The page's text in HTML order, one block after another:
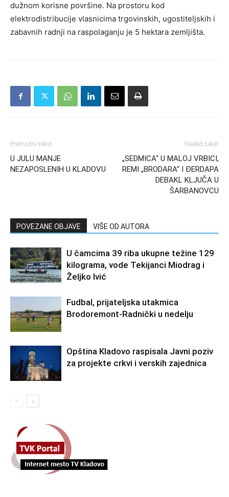
dužnom korisne površine. Na prostoru kod
elektrodistribucije vlasnicima trgovinskih, ugostiteljskih i
zabavnih radnji na raspolaganju je 5 hektara zemljišta.
Prethodni tekst
U JULU MANJE
NEZAPOSLENIH U KLADOVU
Sledeći tekst
„SEDMICA“ U MALOJ VRBICI,
REMI „BRODARA“ I ĐERDAPA
DEBAKL KLJUČA U
ŠARBANOVCU
POVEZANE OBJAVE VIŠE OD AUTORA
U čamcima 39 riba ukupne težine 129
kilograma, vode Tekijanci Miodrag i
Željko Ivić
Fudbal, prijateljska utakmica
Brodoremont-Radnički u nedelju
Opština Kladovo raspisala Javni poziv
za projekte crkvi i verskih zajednica